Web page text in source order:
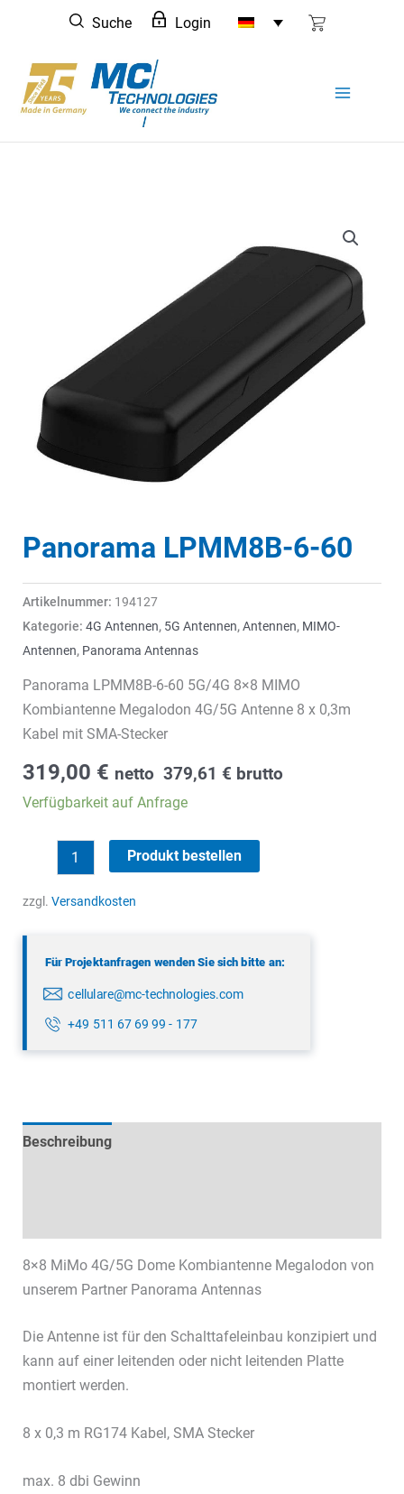
springen
Suche Login
Panorama LPMM8B-6-60
Artikelnummer: 194127
Kategorie: 4G Antennen, 5G Antennen,Antennen, MIMO-
Antennen, Panorama Antennas
Panorama LPMM8B-6-60 5G/4G 8×8 MIMO
Kombiantenne Megalodon 4G/5G Antenne 8 x 0,3m
Kabel mit SMA-Stecker
319,00 € netto 379,61 € brutto
Verfügbarkeit auf Anfrage
Panorama
LPMM8B-
6-
Produkt bestellen
zzgl. Versandkosten
Für Projektanfragen wenden Sie sich bitte an:
cellulare@mc-technologies.com
+49 511 67 69 99 - 177
Beschreibung
8×8 MiMo 4G/5G Dome Kombiantenne Megalodon von
unserem Partner Panorama Antennas
Die Antenne ist für den Schalttafeleinbau konzipiert und
kann auf einer leitenden oder nicht leitenden Platte
montiert werden.
8 x 0,3 m RG174 Kabel, SMA Stecker
max. 8 dbi Gewinn